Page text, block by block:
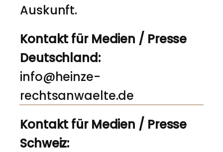
Auskunft.
Kontakt für Medien / Presse
Deutschland:
info@heinze-
rechtsanwaelte.de
Kontakt für Medien / Presse
Schweiz: